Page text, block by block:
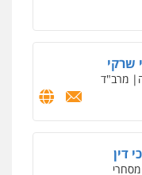
מעצרים וחקירות
דין
צווארון לבן